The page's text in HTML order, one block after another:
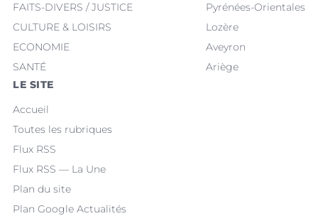
FAITS-DIVERS / JUSTICE
CULTURE & LOISIRS
ECONOMIE
SANTÉ
Pyrénées-Orientales
Lozère
Aveyron
Ariège
LE SITE
Accueil
Toutes les rubriques
Flux RSS
Flux RSS — La Une
Plan du site
Plan Google Actualités